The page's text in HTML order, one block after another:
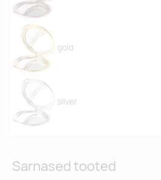
gold
silver
Sarnased tooted